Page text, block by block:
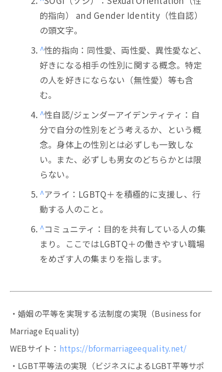
的指向） and Gender Identity（性自認）
の頭文字。
^性的指向：同性愛、両性愛、異性愛など、
好きになる相手の性別に関する概念。特定
の人を好きにならない（無性愛）等も含
む。
^性自認/ジェンダーアイデンティティ：自
分で自分の性別をどう考えるか、という概
念。身体上の性別とは必ずしも一致しな
い。また、必ずしも男女のどちらかとは限
らない。
^アライ：LGBTQ＋を積極的に支援し、行
動する人のこと。
^コミュニティ：目的を共有している人の集
まり。ここではLGBTQ＋の働きやすい職場
をめざす人の集まりを指します。
・婚姻の平等を実現する法制度の実現（Business for
Marriage Equality)
WEBサイト： https://bformarriageequality.net/
・LGBT平等法の実現（ビジネスによるLGBT平等サポ